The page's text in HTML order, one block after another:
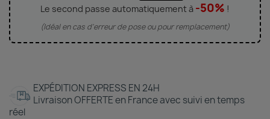
Le second passe automatiquement à -50% !
(Idéal en cas d'erreur de pose ou pour remplacement)
EXPÉDITION EXPRESS EN 24H
Livraison OFFERTE en France avec suivi en temps
réel